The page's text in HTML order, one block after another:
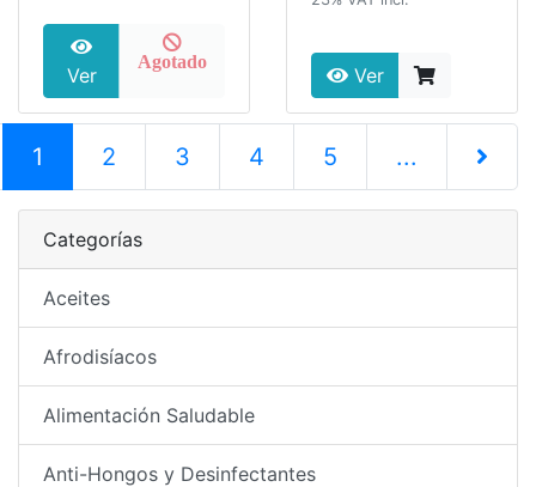
Ver
Agotado
Ver
1 (current)
2 3 4 5 ...
Categorías
Aceites
Afrodisíacos
Alimentación Saludable
Anti-Hongos y Desinfectantes